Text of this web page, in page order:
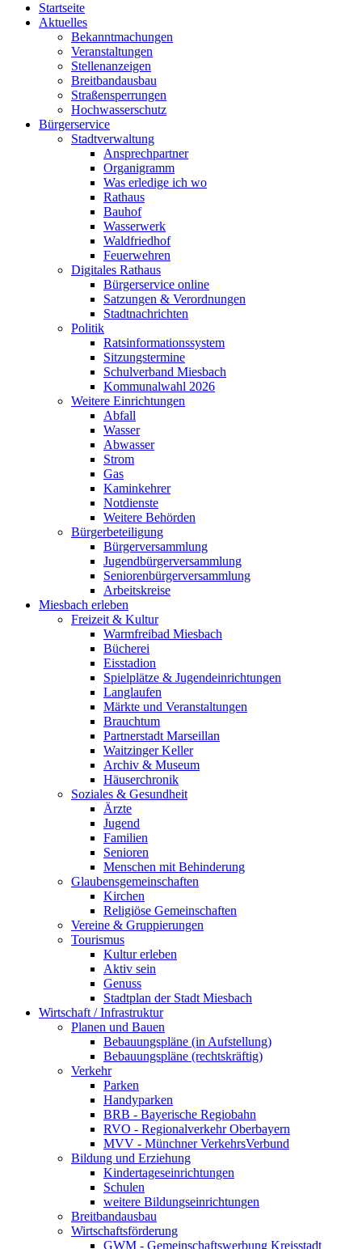
Startseite
Aktuelles
Bekanntmachungen
Veranstaltungen
Stellenanzeigen
Breitbandausbau
Straßensperrungen
Hochwasserschutz
Bürgerservice
Stadtverwaltung
Ansprechpartner
Organigramm
Was erledige ich wo
Rathaus
Bauhof
Wasserwerk
Waldfriedhof
Feuerwehren
Digitales Rathaus
Bürgerservice online
Satzungen & Verordnungen
Stadtnachrichten
Politik
Ratsinformationssystem
Sitzungstermine
Schulverband Miesbach
Kommunalwahl 2026
Weitere Einrichtungen
Abfall
Wasser
Abwasser
Strom
Gas
Kaminkehrer
Notdienste
Weitere Behörden
Bürgerbeteiligung
Bürgerversammlung
Jugendbürgerversammlung
Seniorenbürgerversammlung
Arbeitskreise
Miesbach erleben
Freizeit & Kultur
Warmfreibad Miesbach
Bücherei
Eisstadion
Spielplätze & Jugendeinrichtungen
Langlaufen
Märkte und Veranstaltungen
Brauchtum
Partnerstadt Marseillan
Waitzinger Keller
Archiv & Museum
Häuserchronik
Soziales & Gesundheit
Ärzte
Jugend
Familien
Senioren
Menschen mit Behinderung
Glaubensgemeinschaften
Kirchen
Religiöse Gemeinschaften
Vereine & Gruppierungen
Tourismus
Kultur erleben
Aktiv sein
Genuss
Stadtplan der Stadt Miesbach
Wirtschaft / Infrastruktur
Planen und Bauen
Bebauungspläne (in Aufstellung)
Bebauungspläne (rechtskräftig)
Verkehr
Parken
Handyparken
BRB - Bayerische Regiobahn
RVO - Regionalverkehr Oberbayern
MVV - Münchner VerkehrsVerbund
Bildung und Erziehung
Kindertageseinrichtungen
Schulen
weitere Bildungseinrichtungen
Breitbandausbau
Wirtschaftsförderung
GWM - Gemeinschaftswerbung Kreisstadt